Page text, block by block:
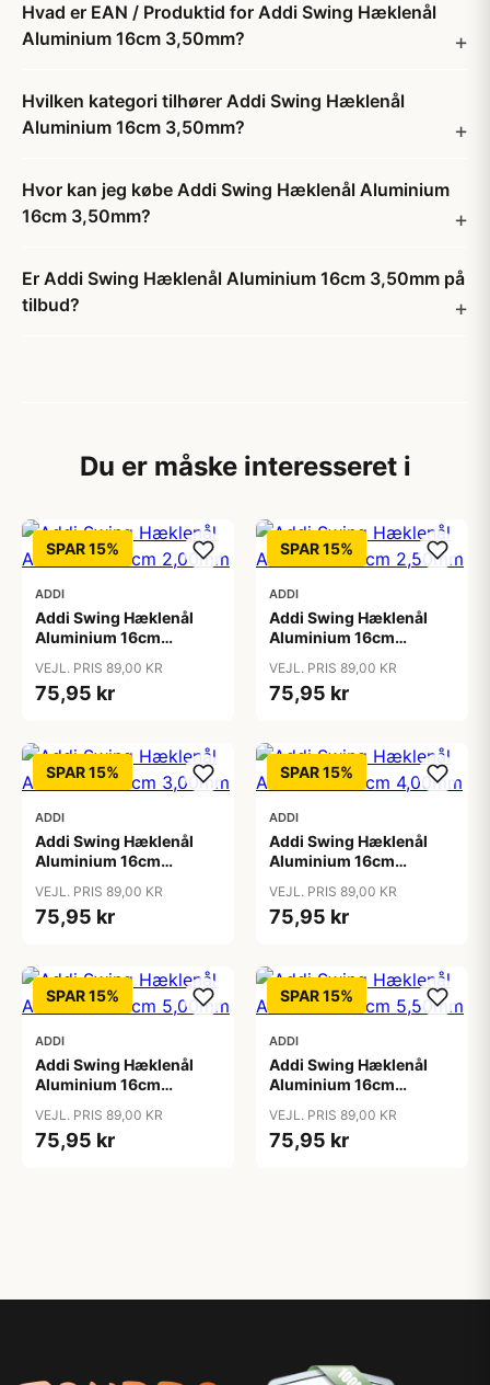
Hvad er EAN / Produktid for Addi Swing Hæklenål
Aluminium 16cm 3,50mm?
Hvilken kategori tilhører Addi Swing Hæklenål
Aluminium 16cm 3,50mm?
Hvor kan jeg købe Addi Swing Hæklenål Aluminium
16cm 3,50mm?
Er Addi Swing Hæklenål Aluminium 16cm 3,50mm på
tilbud?
Du er måske interesseret i
SPAR 15%
ADDI
Addi Swing Hæklenål
Aluminium 16cm
VEJL. PRIS 89,00 KR
75,95 kr
SPAR 15%
ADDI
Addi Swing Hæklenål
Aluminium 16cm
VEJL. PRIS 89,00 KR
75,95 kr
SPAR 15%
ADDI
Addi Swing Hæklenål
Aluminium 16cm
VEJL. PRIS 89,00 KR
75,95 kr
SPAR 15%
ADDI
Addi Swing Hæklenål
Aluminium 16cm
VEJL. PRIS 89,00 KR
75,95 kr
SPAR 15%
ADDI
Addi Swing Hæklenål
Aluminium 16cm
VEJL. PRIS 89,00 KR
75,95 kr
SPAR 15%
ADDI
Addi Swing Hæklenål
Aluminium 16cm
VEJL. PRIS 89,00 KR
75,95 kr